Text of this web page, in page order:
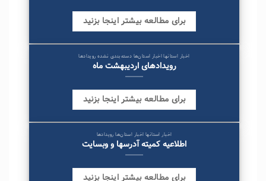
برای مطالعه بیشتر اینجا بزنید
اخبار استانها اخبار استان‌ها دسته‌بندی نشده رویدادها
رویدادهای اردیبهشت ماه
برای مطالعه بیشتر اینجا بزنید
اخبار استانها اخبار استان‌ها رویدادها
اطلاعیه کمیته آدرسها و وبسایت
برای مطالعه بیشتر اینجا بزنید